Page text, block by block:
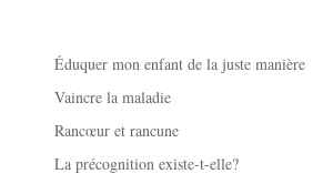
Éduquer mon enfant de la juste manière
Vaincre la maladie
Rancœur et rancune
La précognition existe-t-elle?